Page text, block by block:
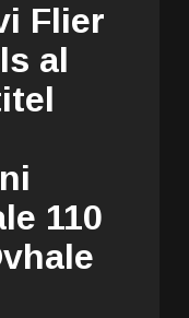
Flier
al
110